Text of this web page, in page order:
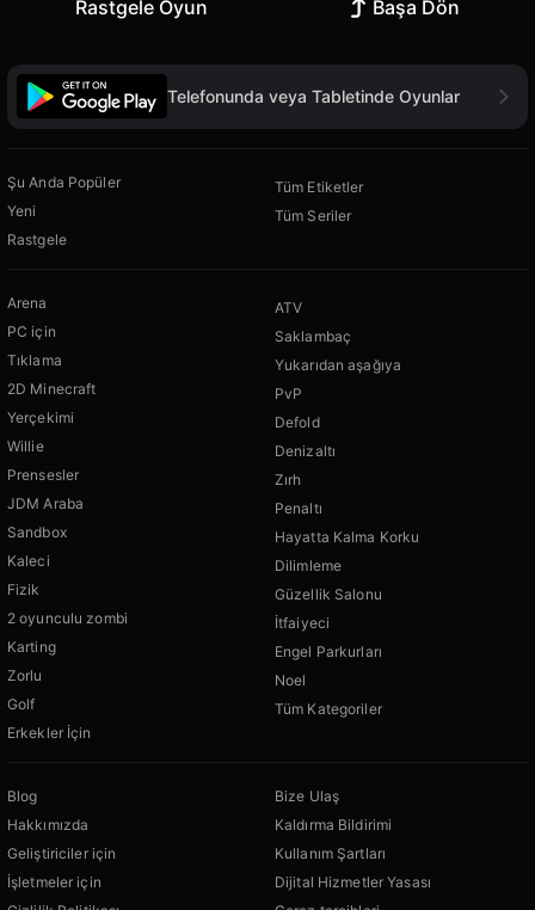
Rastgele Oyun Başa Dön
Telefonunda veya Tabletinde Oyunlar
Şu Anda Popüler
Yeni
Rastgele
Tüm Etiketler
Tüm Seriler
Arena
PC için
Tıklama
2D Minecraft
Yerçekimi
Willie
Prensesler
JDM Araba
Sandbox
Kaleci
Fizik
2 oyunculu zombi
Karting
Zorlu
Golf
Erkekler İçin
ATV
Saklambaç
Yukarıdan aşağıya
PvP
Defold
Denizaltı
Zırh
Penaltı
Hayatta Kalma Korku
Dilimleme
Güzellik Salonu
İtfaiyeci
Engel Parkurları
Noel
Tüm Kategoriler
Blog
Hakkımızda
Geliştiriciler için
İşletmeler için
Bize Ulaş
Kaldırma Bildirimi
Kullanım Şartları
Dijital Hizmetler Yasası